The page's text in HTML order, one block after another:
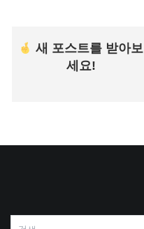
새 포스트를 받아보
세요!
검